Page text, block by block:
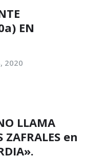
EN
2020
LLAMA
ZAFRALES en